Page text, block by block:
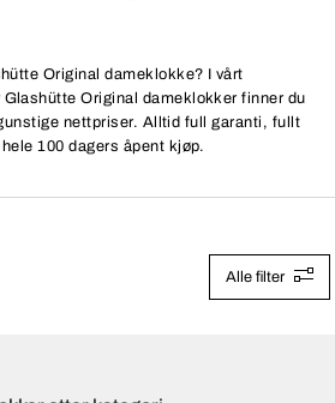
Original dameklokke? I vårt
Original dameklokker finner du
nettpriser. Alltid full garanti, fullt
100 dagers åpent kjøp.
Alle filter